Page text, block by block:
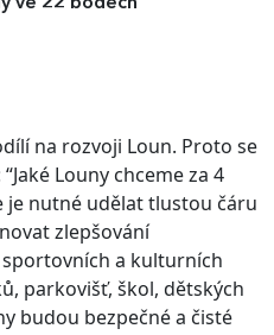
na rozvoji Loun. Proto se
Louny chceme za 4
je nutné udělat tlustou čáru
zlepšování
a kulturních
parkovišť, škol, dětských
budou bezpečné a čisté